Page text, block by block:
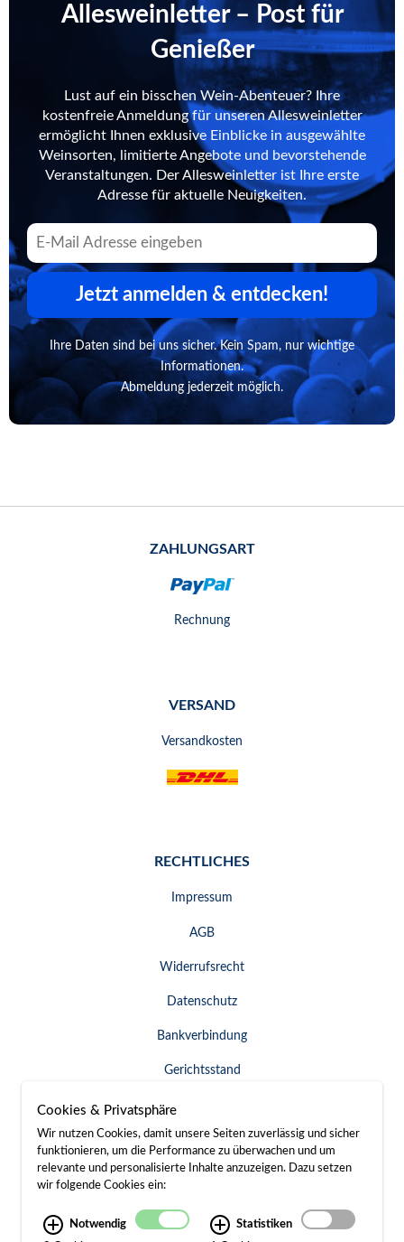
Allesweinletter – Post für
Genießer
Lust auf ein bisschen Wein-Abenteuer? Ihre
kostenfreie Anmeldung für unseren Allesweinletter
ermöglicht Ihnen exklusive Einblicke in ausgewählte
Weinsorten, limitierte Angebote und bevorstehende
Veranstaltungen. Der Allesweinletter ist Ihre erste
Adresse für aktuelle Neuigkeiten.
Jetzt anmelden & entdecken!
Ihre Daten sind bei uns sicher. Kein Spam, nur wichtige
Informationen.
Abmeldung jederzeit möglich.
ZAHLUNGSART
Rechnung
VERSAND
Versandkosten
RECHTLICHES
Impressum
AGB
Widerrufsrecht
Datenschutz
Bankverbindung
Gerichtsstand
Widerruf erklären
SERVICE & KONTAKT
Besuch / Anfahrt
Cookies & Privatsphäre
Wir nutzen Cookies, damit unsere Seiten zuverlässig und sicher
funktionieren, um die Performance zu überwachen und um
relevante und personalisierte Inhalte anzuzeigen. Dazu setzen
wir folgende Cookies ein:
Notwendig Statistiken